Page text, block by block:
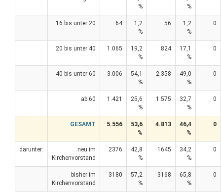
%
%
16 bis unter 20 64
1,2
%
56
1,2
%
0
20 bis unter 40 1.065
19,2
%
824
17,1
%
0
40 bis unter 60 3.006
54,1
%
2.358
49,0
%
0
ab 60 1.421
25,6
%
1.575
32,7
%
0
GESAMT 5.556
53,6
%
4.813
46,4
%
0
darunter:
neu im
Kirchenvorstand
2376
42,8
%
1645
34,2
%
0
bisher im
Kirchenvorstand
3180
57,2
%
3168
65,8
%
0